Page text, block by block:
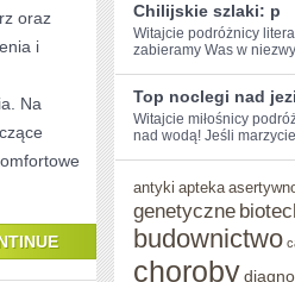
oraz
i
Na
Chilijskie szlaki: p
Witajcie podróżnicy
zabieramy Was w
Top noclegi nad jezi
Witajcie miłośnicy
nad wodą! Jeśli
antyki apteka
genetyczne
budownictwo
choroby